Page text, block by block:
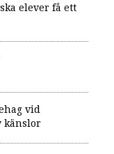
elever få ett
vid
känslor